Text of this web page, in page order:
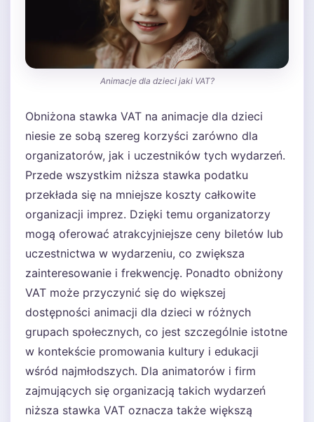
Animacje dla dzieci jaki VAT?
Obniżona stawka VAT na animacje dla dzieci
niesie ze sobą szereg korzyści zarówno dla
organizatorów, jak i uczestników tych wydarzeń.
Przede wszystkim niższa stawka podatku
przekłada się na mniejsze koszty całkowite
organizacji imprez. Dzięki temu organizatorzy
mogą oferować atrakcyjniejsze ceny biletów lub
uczestnictwa w wydarzeniu, co zwiększa
zainteresowanie i frekwencję. Ponadto obniżony
VAT może przyczynić się do większej
dostępności animacji dla dzieci w różnych
grupach społecznych, co jest szczególnie istotne
w kontekście promowania kultury i edukacji
wśród najmłodszych. Dla animatorów i firm
zajmujących się organizacją takich wydarzeń
niższa stawka VAT oznacza także większą